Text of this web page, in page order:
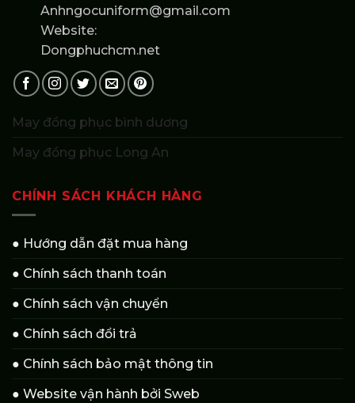
Anhngocuniform@gmail.com
Website:
Dongphuchcm.net
May đồng phục bình dương
May đồng phục Long An
CHÍNH SÁCH KHÁCH HÀNG
● Hướng dẫn đặt mua hàng
● Chính sách thanh toán
● Chính sách vận chuyển
● Chính sách đổi trả
● Chính sách bảo mật thông tin
● Website vận hành bởi Sweb